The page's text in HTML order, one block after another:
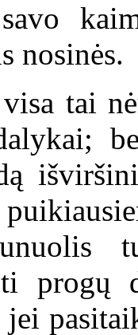
nosinės.
tai
progų